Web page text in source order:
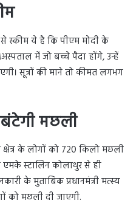
स्कीम ये है कि पीएम मोदी के
में जो बच्चे पैदा होंगे, उन्हें
सूत्रों की माने तो कीमत लगभग
मछली
के लोगों को 720 किलो मछली
एमके स्टालिन कोलाथुर से ही
के मुताबिक प्रधानमंत्री मत्स्य
को मछली दी जाएगी.